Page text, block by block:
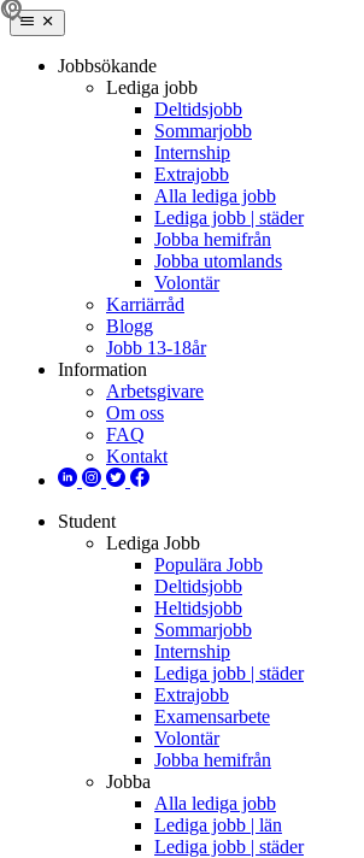
Jobbsökande
Lediga jobb
Deltidsjobb
Sommarjobb
Internship
Extrajobb
Alla lediga jobb
Lediga jobb | städer
Jobba hemifrån
Jobba utomlands
Volontär
Karriärråd
Blogg
Jobb 13-18år
Information
Arbetsgivare
Om oss
FAQ
Kontakt
Student
Lediga Jobb
Populära Jobb
Deltidsjobb
Heltidsjobb
Sommarjobb
Internship
Lediga jobb | städer
Extrajobb
Examensarbete
Volontär
Jobba hemifrån
Jobba
Alla lediga jobb
Lediga jobb | län
Lediga jobb | städer